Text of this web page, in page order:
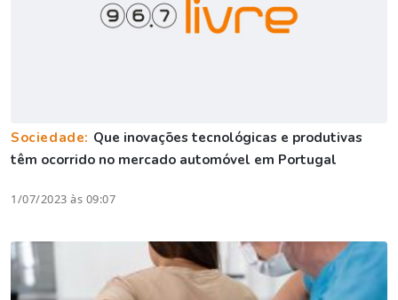
Sociedade: Que inovações tecnológicas e produtivas
têm ocorrido no mercado automóvel em Portugal
1/07/2023 às 09:07